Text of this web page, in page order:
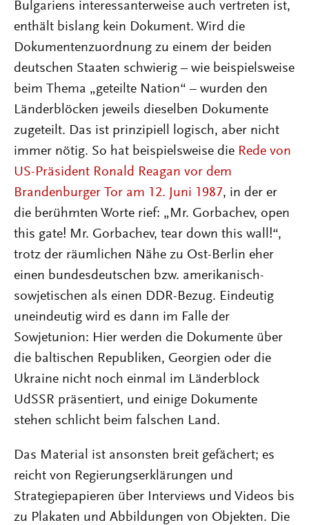
Bulgariens interessanterweise auch vertreten ist,
enthält bislang kein Dokument. Wird die
Dokumentenzuordnung zu einem der beiden
deutschen Staaten schwierig – wie beispielsweise
beim Thema „geteilte Nation“ – wurden den
Länderblöcken jeweils dieselben Dokumente
zugeteilt. Das ist prinzipiell logisch, aber nicht
immer nötig. So hat beispielsweise die Rede von
US-Präsident Ronald Reagan vor dem
Brandenburger Tor am 12. Juni 1987, in der er
die berühmten Worte rief: „Mr. Gorbachev, open
this gate! Mr. Gorbachev, tear down this wall!“,
trotz der räumlichen Nähe zu Ost-Berlin eher
einen bundesdeutschen bzw. amerikanisch-
sowjetischen als einen DDR-Bezug. Eindeutig
uneindeutig wird es dann im Falle der
Sowjetunion: Hier werden die Dokumente über
die baltischen Republiken, Georgien oder die
Ukraine nicht noch einmal im Länderblock
UdSSR präsentiert, und einige Dokumente
stehen schlicht beim falschen Land.
Das Material ist ansonsten breit gefächert; es
reicht von Regierungserklärungen und
Strategiepapieren über Interviews und Videos bis
zu Plakaten und Abbildungen von Objekten. Die